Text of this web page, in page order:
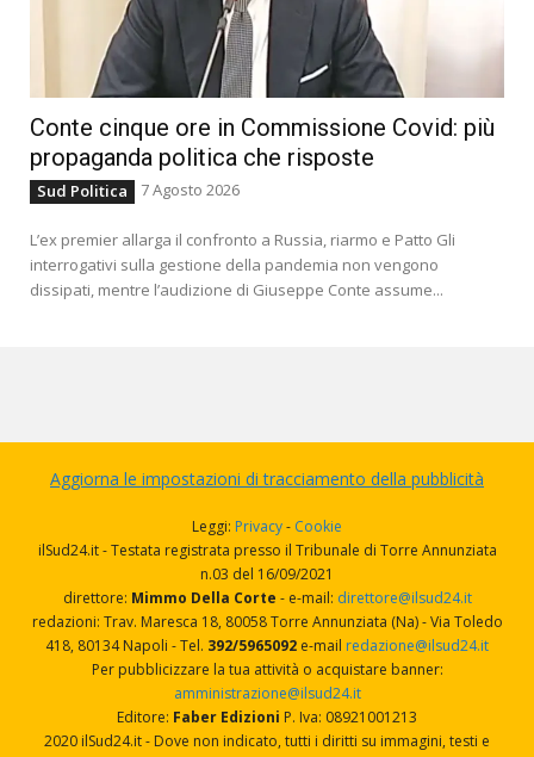
Conte cinque ore in Commissione Covid: più
propaganda politica che risposte
Sud Politica 7 Agosto 2026
L’ex premier allarga il confronto a Russia, riarmo e Patto Gli
interrogativi sulla gestione della pandemia non vengono
dissipati, mentre l’audizione di Giuseppe Conte assume...
Aggiorna le impostazioni di tracciamento della pubblicità
Leggi: Privacy- Cookie
ilSud24.it - Testata registrata presso il Tribunale di Torre Annunziata
n.03 del 16/09/2021
direttore: Mimmo Della Corte - e-mail: direttore@ilsud24.it
redazioni: Trav. Maresca 18, 80058 Torre Annunziata (Na) - Via Toledo
418, 80134 Napoli - Tel. 392/5965092 e-mail redazione@ilsud24.it
Per pubblicizzare la tua attività o acquistare banner:
amministrazione@ilsud24.it
Editore: Faber Edizioni P. Iva: 08921001213
2020 ilSud24.it - Dove non indicato, tutti i diritti su immagini, testi e